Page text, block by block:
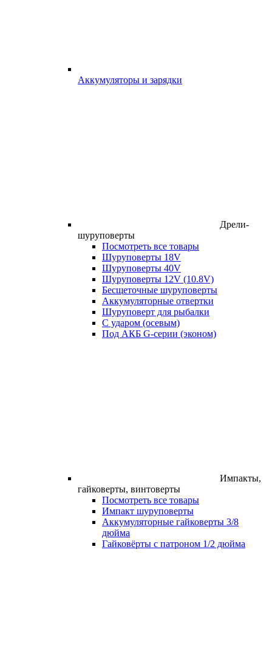
Аккумуляторы и зарядки
Дрели-
шуруповерты
Посмотреть все товары
Шуруповерты 18V
Шуруповерты 40V
Шуруповерты 12V (10.8V)
Бесщеточные шуруповерты
Аккумуляторные отвертки
Шуруповерт для рыбалки
С ударом (осевым)
Под АКБ G-серии (эконом)
Импакты,
гайковерты, винтоверты
Посмотреть все товары
Импакт шуруповерты
Аккумуляторные гайковерты 3/8
дюйма
Гайковёрты с патроном 1/2 дюйма